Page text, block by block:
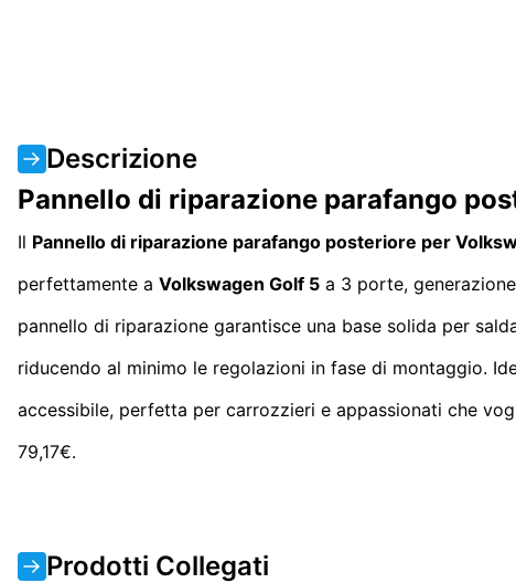
Descrizione
Pannello di riparazione parafango
Il Pannello di riparazione parafango posteriore per
perfettamente a Volkswagen Golf 5 a 3 porte, generazione
pannello di riparazione garantisce una base solida per
riducendo al minimo le regolazioni in fase di montaggio.
accessibile, perfetta per carrozzieri e appassionati che
79,17€.
Prodotti Collegati